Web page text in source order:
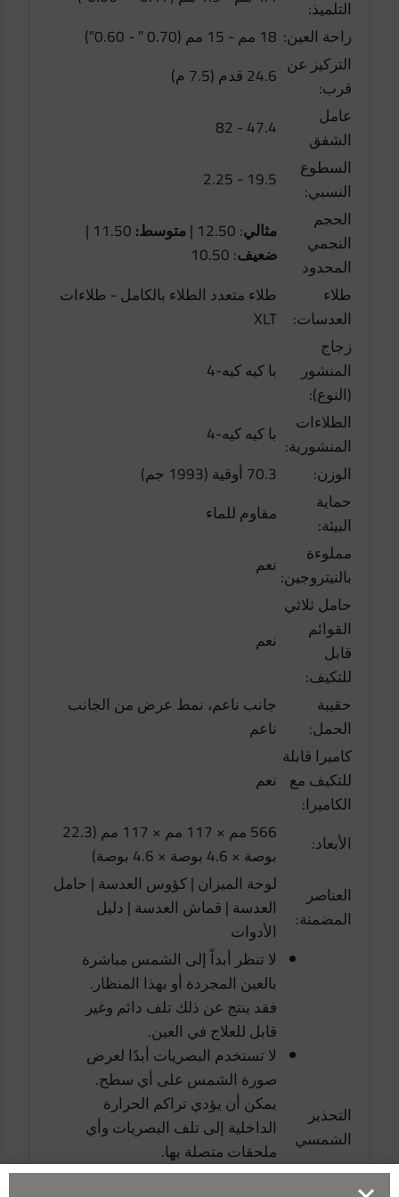
التلميذ:
راحة العين: 18 مم - 15 مم (0.70 ″ - 0.60″)
التركيز عن
قرب:
24.6 قدم (7.5 م)
عامل
الشفق
47.4 - 82
السطوع
النسبي:
19.5 - 2.25
الحجم
النجمي
المحدود
مثالي: 12.50 | متوسط:
ضعيف: 10.50
طلاء
العدسات:
طلاء متعدد الطلاء بالكامل - طلاءات
XLT
زجاج
المنشور
(النوع):
با كيه كيه-4
الطلاءات
المنشورية: با كيه كيه-4
الوزن:
70.3 أوقية (1993 جم)
حماية
البيئة:
مقاوم للماء
مملوءة
بالنيتروجين: نعم
حامل ثلاثي
القوائم
قابل
للتكيف:
نعم
حقيبة
الحمل:
جانب ناعم، نمط عرض من الجانب
ناعم
كاميرا قابلة
للتكيف مع
الكاميرا:
نعم
الأبعاد:
566 مم × 117 مم × 117 مم (22.3
بوصة × 4.6 بوصة × 4.6 بوصة)
العناصر
المضمنة:
لوحة الميزان | كؤوس العدسة | حامل
العدسة | قماش العدسة | دليل
الأدوات
التحذير
الشمسي
لا تنظر أبداً إلى الشمس مباشرة
بالعين المجردة أو بهذا المنظار.
فقد ينتج عن ذلك تلف دائم وغير
قابل للعلاج في العين.
لا تستخدم البصريات أبدًا لعرض
صورة الشمس على أي سطح.
يمكن أن يؤدي تراكم الحرارة
الداخلية إلى تلف البصريات وأي
ملحقات متصلة بها.
لا تترك نظارتك بدون إشراف.